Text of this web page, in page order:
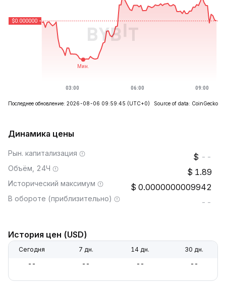
Последнее обновление: 2026-08-06 09:59:45 (UTC+0) Source of data: CoinGecko
Динамика цены
Рын. капитализация --
Объём, 24Ч 1.89
Исторический максимум 0.0000000009942
В обороте (приблизительно) --
История цен (USD)
Сегодня 7 дн. 14 дн. 30 дн.
-- -- -- --